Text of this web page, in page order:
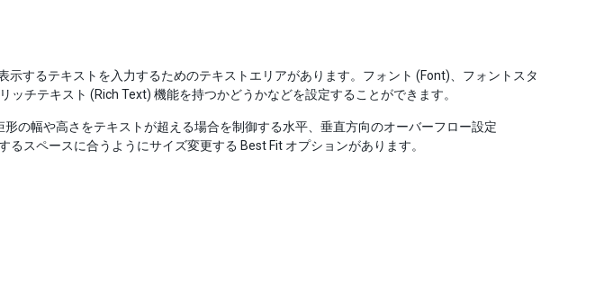
示するテキストを入力するためのテキストエリアがあります。フォント (Font)、フォントスタ
チテキスト (Rich Text) 機能を持つかどうかなどを設定することができます。
の幅や高さをテキストが超える場合を制御する水平、垂直方向のオーバーフロー設定
スペースに合うようにサイズ変更する Best Fit オプションがあります。